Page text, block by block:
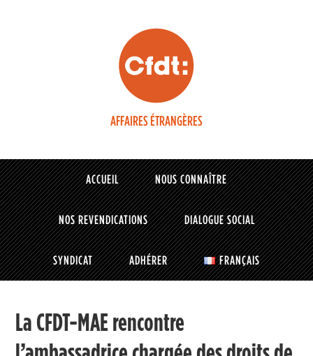
AFFAIRES ÉTRANGÈRES
ACCUEIL NOUS CONNAÎTRE
NOS REVENDICATIONS DIALOGUE SOCIAL
SYNDICAT ADHÉRER FRANÇAIS
La CFDT-MAE rencontre